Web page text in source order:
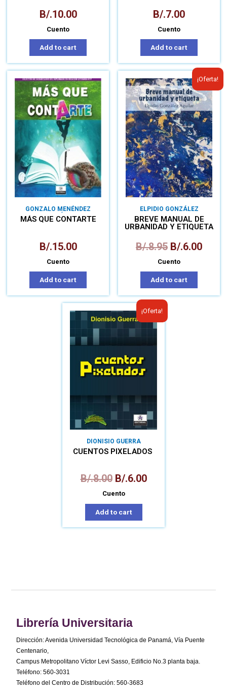
MALABARILLOSO
B/.10.00
Cuento
Add to cart
B/.7.00
Cuento
Add to cart
GONZALO MENÉNDEZ
GONZÁLEZ
MÁS QUE CONTARTE
B/.15.00
Cuento
Add to cart
¡Oferta!
ELPIDIO GONZÁLEZ
BREVE MANUAL DE
URBANIDAD Y ETIQUETA
B/.8.95 B/.6.00
Cuento
Add to cart
¡Oferta!
DIONISIO GUERRA
CUENTOS PIXELADOS
B/.8.00 B/.6.00
Cuento
Add to cart
Librería Universitaria
Dirección: Avenida Universidad Tecnológica de Panamá, Vía Puente
Centenario,
Campus Metropolitano Víctor Levi Sasso, Edificio No.3 planta baja.
Teléfono: 560-3031
Teléfono del Centro de Distribución: 560-3683